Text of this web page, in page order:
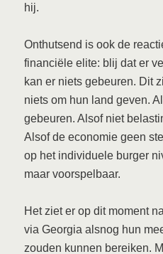
hij.
Onthutsend is ook de
financiële elite: blij dat er
kan er niets gebeuren. Dit
niets om hun land geven.
gebeuren. Alsof niet
Alsof de economie geen
op het individuele burger
maar voorspelbaar.
Het ziet er op dit moment
via Georgia alsnog hun
zouden kunnen bereiken.